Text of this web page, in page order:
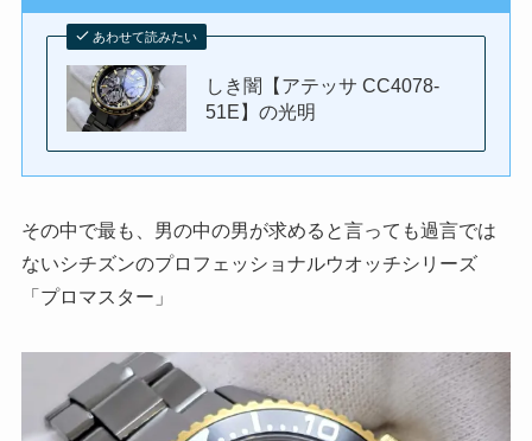
あわせて読みたい
しき闇【アテッサ CC4078-
51E】の光明
その中で最も、男の中の男が求めると言っても過言では
ないシチズンのプロフェッショナルウオッチシリーズ
「プロマスター」